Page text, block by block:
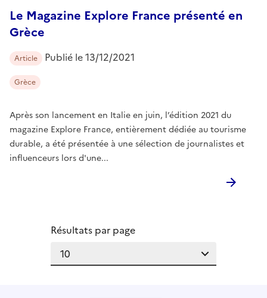
Le Magazine Explore France présenté en
Grèce
Après son lancement en Italie en juin, l’édition 2021 du
magazine Explore France, entièrement dédiée au tourisme
durable, a été présentée à une sélection de journalistes et
influenceurs lors d'une...
Article Publié le13/12/2021
Grèce
Résultats par page